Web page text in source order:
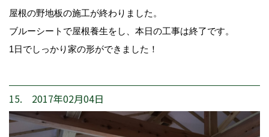
屋根の野地板の施工が終わりました。
ブルーシートで屋根養生をし、本日の工事は終了です。
1日でしっかり家の形ができました！
15. 2017年02月04日